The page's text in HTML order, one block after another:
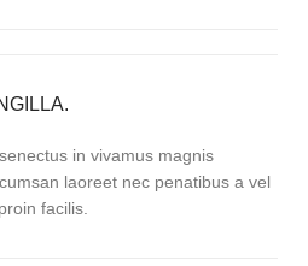
in vivamus magnis
laoreet nec penatibus a vel
facilis.